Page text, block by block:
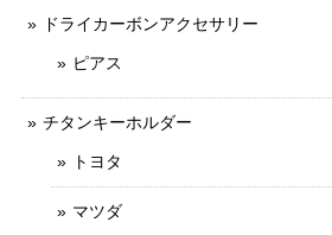
ドライカーボンアクセサリー
ピアス
チタンキーホルダー
トヨタ
マツダ